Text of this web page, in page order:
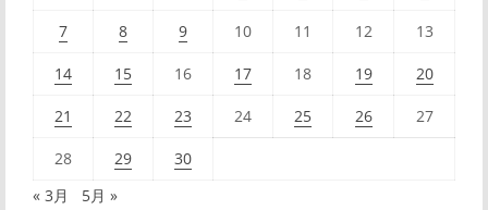
7 8 9 10 11 12 13
14 15 16 17 18 19 20
21 22 23 24 25 26 27
28 29
30
« 3月
5月 »